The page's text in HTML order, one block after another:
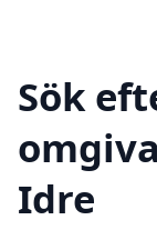
Sök
Idre